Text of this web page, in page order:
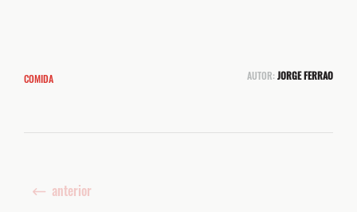
COMIDA AUTOR: JORGE FERRAO
anterior